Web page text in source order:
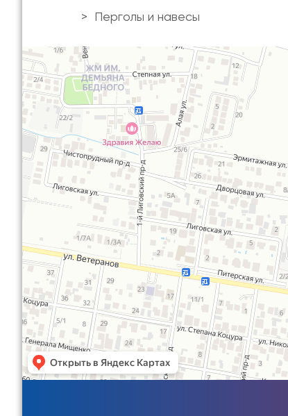
Перголы и навесы